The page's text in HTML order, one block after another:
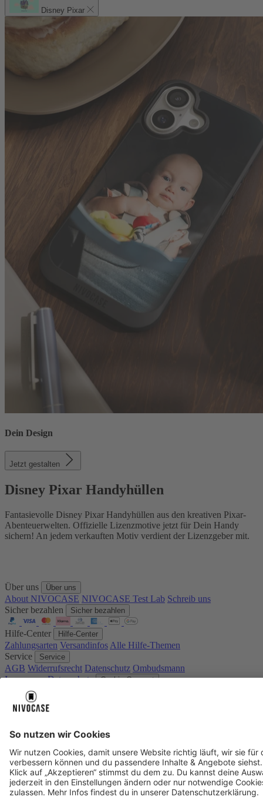
Disney Pixar
Dein Design
Jetzt gestalten
Disney Pixar Handyhüllen
Fantasievolle Disney Pixar Handyhüllen aus den kreativen Pixar-
Abenteuerwelten. Offizielle Lizenzmotive jetzt für Dein Handy
sichern! An jedem verkauften Motiv verdient der Lizenzgeber mit.
Über uns Über uns
About NIVOCASE NIVOCASE Test Lab Schreib uns
Sicher bezahlen
Sicher bezahlen
Hilfe-Center Hilfe-Center
Zahlungsarten Versandinfos Alle Hilfe-Themen
Service
Service
AGB Widerrufsrecht Datenschutz Ombudsmann
Impressum Datenschutz Cookie Consent
* Preisangaben inkl. Mwst. und zzgl.